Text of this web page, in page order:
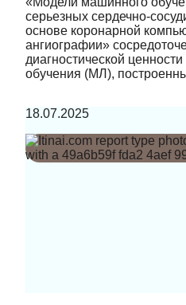
серьезных сердечно-
основе коронарной
ангиографии»
диагностической
обучения (МЛ),
18.07.2025